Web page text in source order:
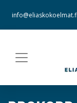
info@eliaskokoelmat.fi